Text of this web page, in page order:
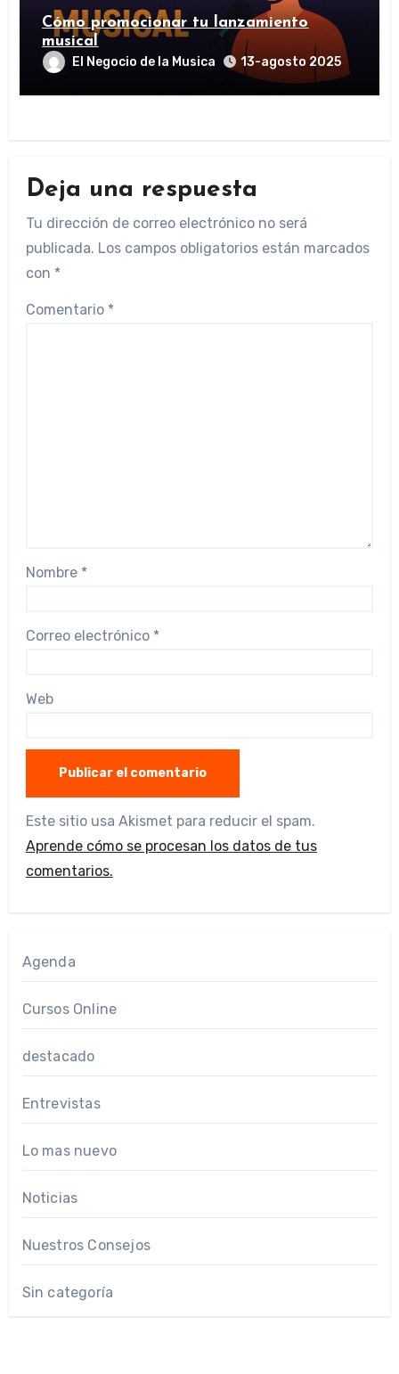
Cómo promocionar tu lanzamiento
musical
El Negocio de la Musica 13-agosto 2025
Deja una respuesta
Tu dirección de correo electrónico no será
publicada. Los campos obligatorios están marcados
con *
Comentario *
Nombre *
Correo electrónico *
Web
Este sitio usa Akismet para reducir el spam.
Aprende cómo se procesan los datos de tus
comentarios.
Agenda
Cursos Online
destacado
Entrevistas
Lo mas nuevo
Noticias
Nuestros Consejos
Sin categoría